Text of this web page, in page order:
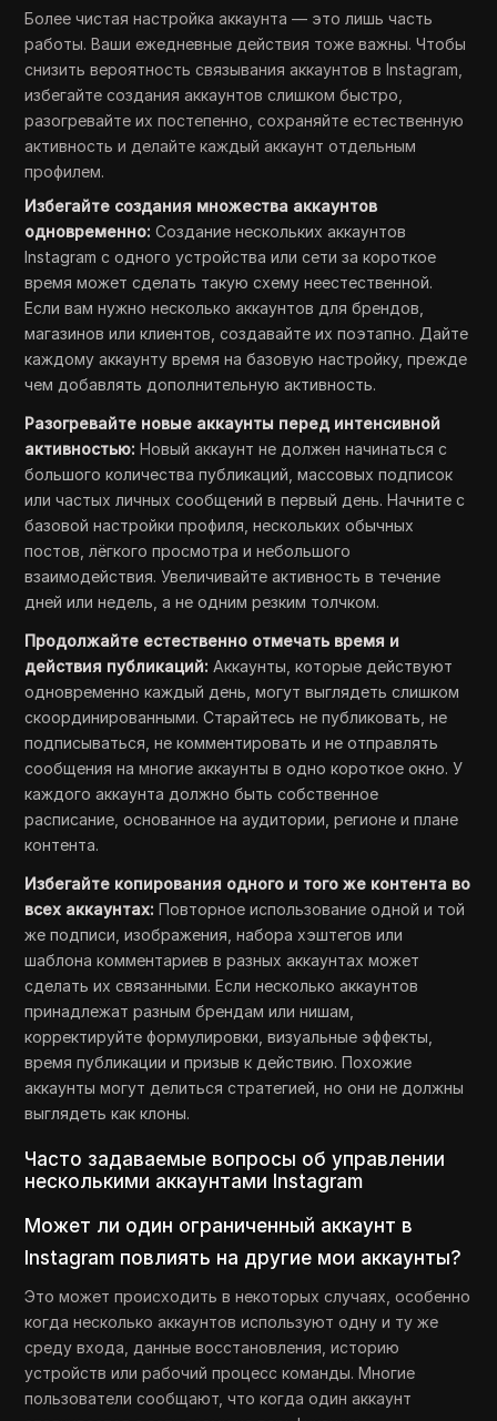
Более чистая настройка аккаунта — это лишь часть
работы. Ваши ежедневные действия тоже важны. Чтобы
снизить вероятность связывания аккаунтов в Instagram,
избегайте создания аккаунтов слишком быстро,
разогревайте их постепенно, сохраняйте естественную
активность и делайте каждый аккаунт отдельным
профилем.
Избегайте создания множества аккаунтов
одновременно: Создание нескольких аккаунтов
Instagram с одного устройства или сети за короткое
время может сделать такую схему неестественной.
Если вам нужно несколько аккаунтов для брендов,
магазинов или клиентов, создавайте их поэтапно. Дайте
каждому аккаунту время на базовую настройку, прежде
чем добавлять дополнительную активность.
Разогревайте новые аккаунты перед интенсивной
активностью: Новый аккаунт не должен начинаться с
большого количества публикаций, массовых подписок
или частых личных сообщений в первый день. Начните с
базовой настройки профиля, нескольких обычных
постов, лёгкого просмотра и небольшого
взаимодействия. Увеличивайте активность в течение
дней или недель, а не одним резким толчком.
Продолжайте естественно отмечать время и
действия публикаций: Аккаунты, которые действуют
одновременно каждый день, могут выглядеть слишком
скоординированными. Старайтесь не публиковать, не
подписываться, не комментировать и не отправлять
сообщения на многие аккаунты в одно короткое окно. У
каждого аккаунта должно быть собственное
расписание, основанное на аудитории, регионе и плане
контента.
Избегайте копирования одного и того же контента во
всех аккаунтах: Повторное использование одной и той
же подписи, изображения, набора хэштегов или
шаблона комментариев в разных аккаунтах может
сделать их связанными. Если несколько аккаунтов
принадлежат разным брендам или нишам,
корректируйте формулировки, визуальные эффекты,
время публикации и призыв к действию. Похожие
аккаунты могут делиться стратегией, но они не должны
выглядеть как клоны.
Часто задаваемые вопросы об управлении
несколькими аккаунтами Instagram
Может ли один ограниченный аккаунт в
Instagram повлиять на другие мои аккаунты?
Это может происходить в некоторых случаях, особенно
когда несколько аккаунтов используют одну и ту же
среду входа, данные восстановления, историю
устройств или рабочий процесс команды. Многие
пользователи сообщают, что когда один аккаунт